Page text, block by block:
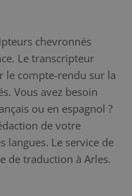
chevronnés
Le transcripteur
le compte-rendu sur la
Vous avez besoin
ou en espagnol ?
de votre
langues. Le service de
de traduction à Arles.